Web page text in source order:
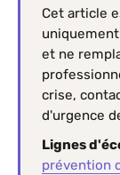
Cet article
et ne
crise,
d'urgence
Lignes
prévention